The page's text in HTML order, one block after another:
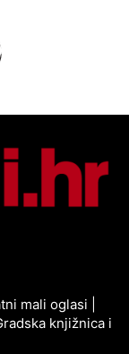
mali oglasi
knjižnica i